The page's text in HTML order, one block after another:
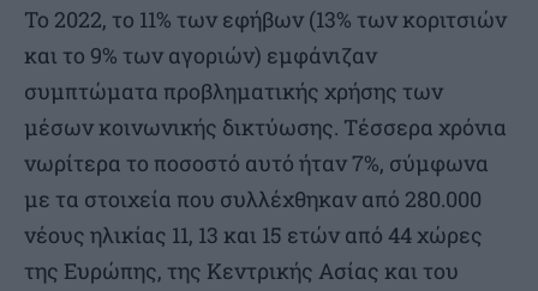
Το 2022, το 11% των εφήβων (13% των κοριτσιών
και το 9% των αγοριών) εμφάνιζαν
συμπτώματα προβληματικής χρήσης των
μέσων κοινωνικής δικτύωσης. Τέσσερα χρόνια
νωρίτερα το ποσοστό αυτό ήταν 7%, σύμφωνα
με τα στοιχεία που συλλέχθηκαν από 280.000
νέους ηλικίας 11, 13 και 15 ετών από 44 χώρες
της Ευρώπης, της Κεντρικής Ασίας και του